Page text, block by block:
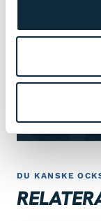
03
köpta
04
DU KANSKE